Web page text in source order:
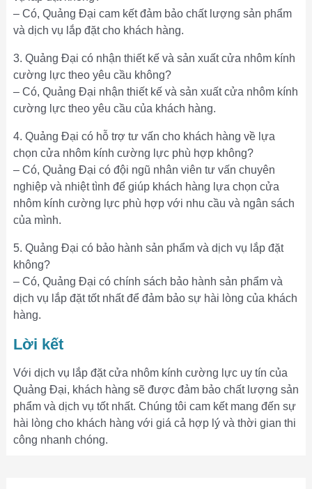
– Có, Quảng Đại cam kết đảm bảo chất lượng sản phẩm
và dịch vụ lắp đặt cho khách hàng.
3. Quảng Đại có nhận thiết kế và sản xuất cửa nhôm kính
cường lực theo yêu cầu không?
– Có, Quảng Đại nhận thiết kế và sản xuất cửa nhôm kính
cường lực theo yêu cầu của khách hàng.
4. Quảng Đại có hỗ trợ tư vấn cho khách hàng về lựa
chọn cửa nhôm kính cường lực phù hợp không?
– Có, Quảng Đại có đội ngũ nhân viên tư vấn chuyên
nghiệp và nhiệt tình để giúp khách hàng lựa chọn cửa
nhôm kính cường lực phù hợp với nhu cầu và ngân sách
của mình.
5. Quảng Đại có bảo hành sản phẩm và dịch vụ lắp đặt
không?
– Có, Quảng Đại có chính sách bảo hành sản phẩm và
dịch vụ lắp đặt tốt nhất để đảm bảo sự hài lòng của khách
hàng.
Lời kết
Với dịch vụ lắp đặt cửa nhôm kính cường lực uy tín của
Quảng Đại, khách hàng sẽ được đảm bảo chất lượng sản
phẩm và dịch vụ tốt nhất. Chúng tôi cam kết mang đến sự
hài lòng cho khách hàng với giá cả hợp lý và thời gian thi
công nhanh chóng.